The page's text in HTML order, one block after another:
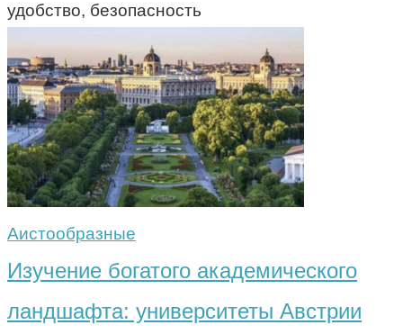
удобство, безопасность
Аистообразные
Изучение богатого академического
ландшафта: университеты Австрии